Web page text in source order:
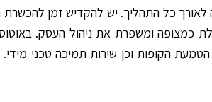
לאורך כל התהליך. יש להקדיש זמן
ומשפרת את ניהול העסק.
הקופות וכן שירות תמיכה טכני